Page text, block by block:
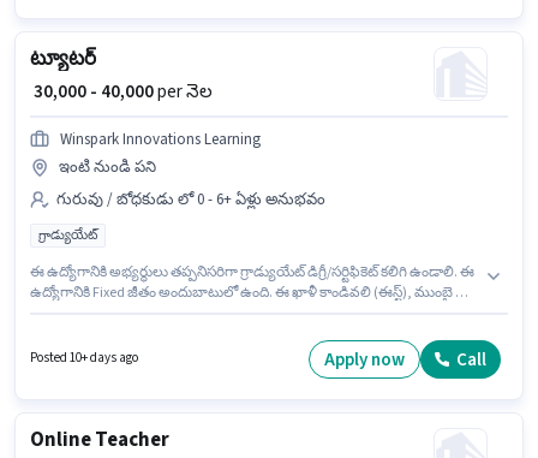
ట్యూటర్
₹ 30,000 - 40,000per నెల
Winspark Innovations Learning
ఇంటి నుండి పని
గురువు / బోధకుడు లో 0 - 6+ ఏళ్లు అనుభవం
గ్రాడ్యుయేట్
ఈ ఉద్యోగానికి అభ్యర్థులు తప్పనిసరిగా గ్రాడ్యుయేట్ డిగ్రీ/సర్టిఫికెట్ కలిగి ఉండాలి. ఈ
ఉద్యోగానికి Fixed జీతం అందుబాటులో ఉంది. ఈ ఖాళీ కాండివలి (ఈస్ట్), ముంబై లో
సంవత్సరాల అనుభవం ఉన్న వారికి కోసం అనుకూలంగా ఉంటుంది. మీరు నెలకు
Posted 10+ days ago Apply now Call
Online Teacher